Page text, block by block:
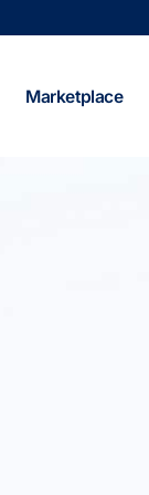
Marketplace